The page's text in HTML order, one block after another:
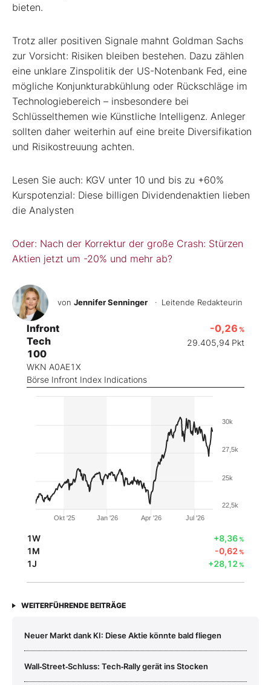
bieten.
Trotz aller positiven Signale mahnt Goldman Sachs
zur Vorsicht: Risiken bleiben bestehen. Dazu zählen
eine unklare Zinspolitik der US-Notenbank Fed, eine
mögliche Konjunkturabkühlung oder Rückschläge im
Technologiebereich – insbesondere bei
Schlüsselthemen wie Künstliche Intelligenz. Anleger
sollten daher weiterhin auf eine breite Diversifikation
und Risikostreuung achten.
Lesen Sie auch: KGV unter 10 und bis zu +60%
Kurspotenzial: Diese billigen Dividendenaktien lieben
die Analysten
Oder: Nach der Korrektur der große Crash: Stürzen
Aktien jetzt um -20% und mehr ab?
von Jennifer Senninger · Leitende Redakteurin
Infront
Tech
100
WKN A0AE1X
Börse Infront Index Indications
-0,26 %
29.405,94 Pkt
Okt '25 Jan '26 Apr '26 Jul '26
22,5k
25k
27,5k
30k
1W +8,36%
1M -0,62%
1J +28,12%
WEITERFÜHRENDE BEITRÄGE
Neuer Markt dank KI: Diese Aktie könnte bald fliegen
Wall‑Street‑Schluss: Tech‑Rally gerät ins Stocken